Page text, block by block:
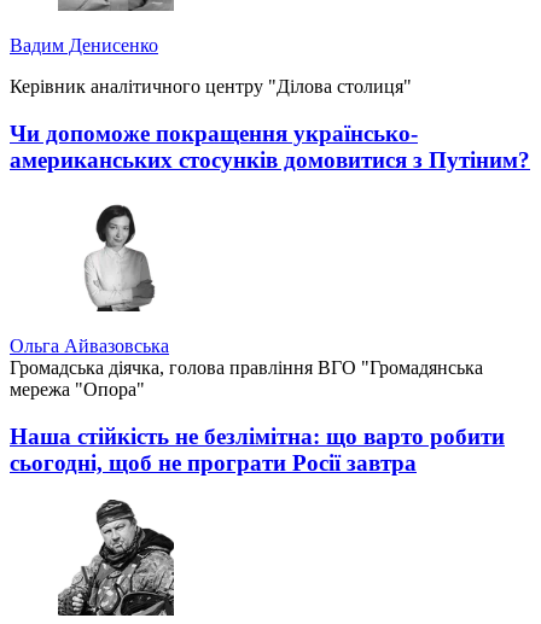
Вадим Денисенко
Керівник аналітичного центру "Ділова столиця"
Чи допоможе покращення українсько-
американських стосунків домовитися з Путіним?
Ольга Айвазовська
Громадська діячка, голова правління ВГО "Громадянська
мережа "Опора"
Наша стійкість не безлімітна: що варто робити
сьогодні, щоб не програти Росії завтра